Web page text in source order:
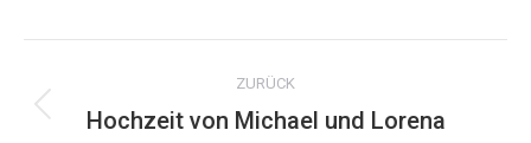
WhatsApp
Kommentarnavigation
ZURÜCK
Vorheriger
Hochzeit von Michael und Lorena